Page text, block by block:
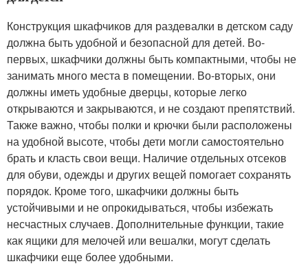
Конструкция шкафчиков для раздевалки в детском саду
должна быть удобной и безопасной для детей. Во-
первых, шкафчики должны быть компактными, чтобы не
занимать много места в помещении. Во-вторых, они
должны иметь удобные дверцы, которые легко
открываются и закрываются, и не создают препятствий.
Также важно, чтобы полки и крючки были расположены
на удобной высоте, чтобы дети могли самостоятельно
брать и класть свои вещи. Наличие отдельных отсеков
для обуви, одежды и других вещей помогает сохранять
порядок. Кроме того, шкафчики должны быть
устойчивыми и не опрокидываться, чтобы избежать
несчастных случаев. Дополнительные функции, такие
как ящики для мелочей или вешалки, могут сделать
шкафчики еще более удобными.